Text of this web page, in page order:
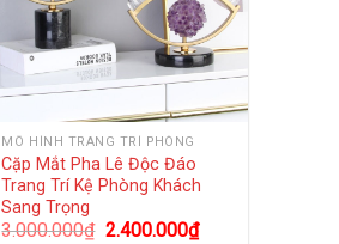
MÔ HÌNH TRANG TRÍ PHÒNG
Cặp Mắt Pha Lê Độc Đáo
Trang Trí Kệ Phòng Khách
Sang Trọng
3.000.000₫ 2.400.000₫